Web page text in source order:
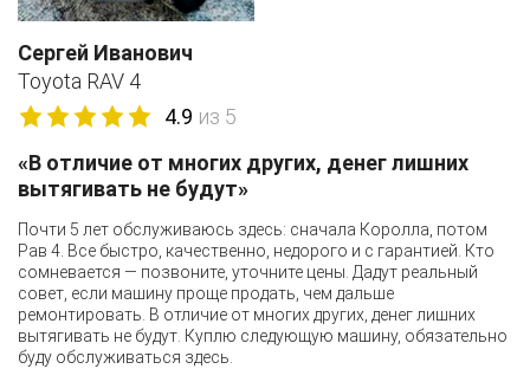
Сергей Иванович
Toyota RAV 4
4.9 из 5
«В отличие от многих других, денег лишних
вытягивать не будут»
Почти 5 лет обслуживаюсь здесь: сначала Королла, потом
Рав 4. Все быстро, качественно, недорого и с гарантией. Кто
сомневается — позвоните, уточните цены. Дадут реальный
совет, если машину проще продать, чем дальше
ремонтировать. В отличие от многих других, денег лишних
вытягивать не будут. Куплю следующую машину, обязательно
буду обслуживаться здесь.